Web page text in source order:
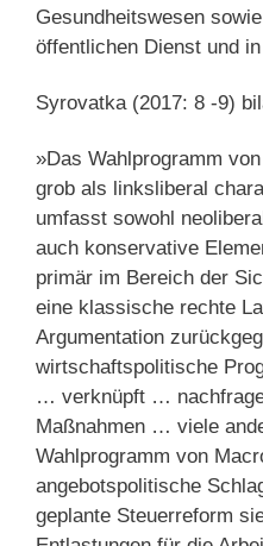
Gesundheitswesen
öffentlichen Dienst und
Syrovatka (2017: 8 -9)
»Das Wahlprogramm
grob als linksliberal
umfasst sowohl
auch konservative
primär im Bereich der
eine klassische rechte
Argumentation
wirtschaftspolitische
… verknüpft …
Maßnahmen … viele
Wahlprogramm von
angebotspolitische
geplante Steuerreform